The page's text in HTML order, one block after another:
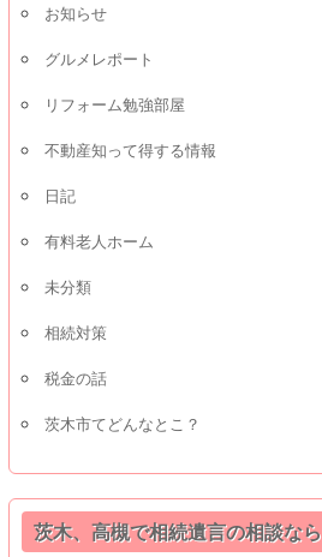
お知らせ
グルメレポート
リフォーム勉強部屋
不動産知って得する情報
日記
有料老人ホーム
未分類
相続対策
税金の話
茨木市てどんなとこ？
茨木、高槻で相続遺言の相談なら